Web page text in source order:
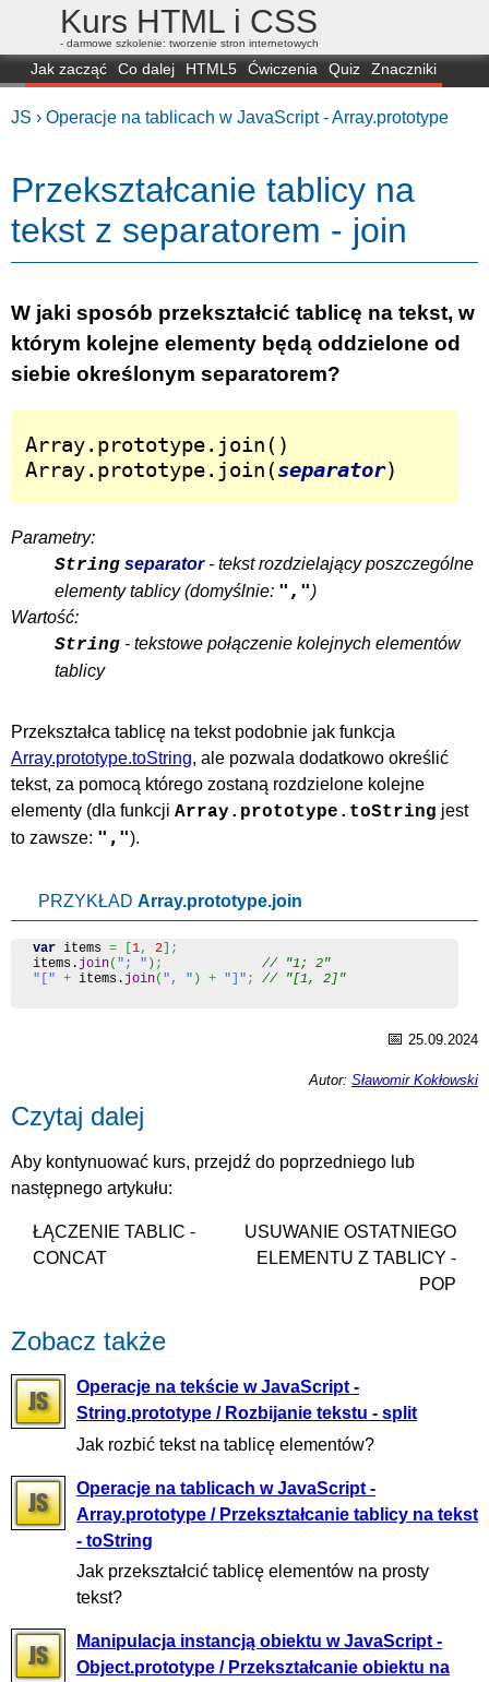
Kurs HTML i CSS
- darmowe szkolenie: tworzenie stron internetowych
Jak zacząć Co dalej HTML5 Ćwiczenia Quiz
Znaczniki
JS › Operacje na tablicach w JavaScript - Array.prototype
Przekształcanie tablicy na
tekst z separatorem - join
W jaki sposób przekształcić tablicę na tekst, w
którym kolejne elementy będą oddzielone od
siebie określonym separatorem?
Array.prototype.join()
Array.prototype.join(separator)
Parametry:
String separator- tekst rozdzielający poszczególne
elementy tablicy (domyślnie: ",")
Wartość:
String - tekstowe połączenie kolejnych elementów
tablicy
Przekształca tablicę na tekst podobnie jak funkcja
Array.prototype.toString, ale pozwala dodatkowo określić
tekst, za pomocą którego zostaną rozdzielone kolejne
elementy (dla funkcji Array.prototype.toString jest
to zawsze: ",").
PRZYKŁAD Array.prototype.join
var items = 1, 2
;
items. join( "; " ) ;
// "1; 2"
"[" + items. join( ", " ) + "]" ; // "[1, 2]"
📅 25.09.2024
Autor: Sławomir Kokłowski
Czytaj dalej
Aby kontynuować kurs, przejdź do poprzedniego lub
następnego artykułu:
ŁĄCZENIE TABLIC -
CONCAT
USUWANIE OSTATNIEGO
ELEMENTU Z TABLICY -
POP
Zobacz także
Operacje na tekście w JavaScript -
String.prototype / Rozbijanie tekstu - split
Jak rozbić tekst na tablicę elementów?
Operacje na tablicach w JavaScript -
Array.prototype / Przekształcanie tablicy na tekst
- toString
Jak przekształcić tablicę elementów na prosty
tekst?
Manipulacja instancją obiektu w JavaScript -
Object.prototype / Przekształcanie obiektu na